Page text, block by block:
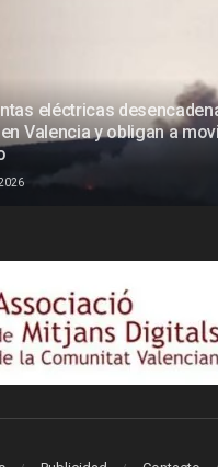
eléctricas
Valencia y obligan a